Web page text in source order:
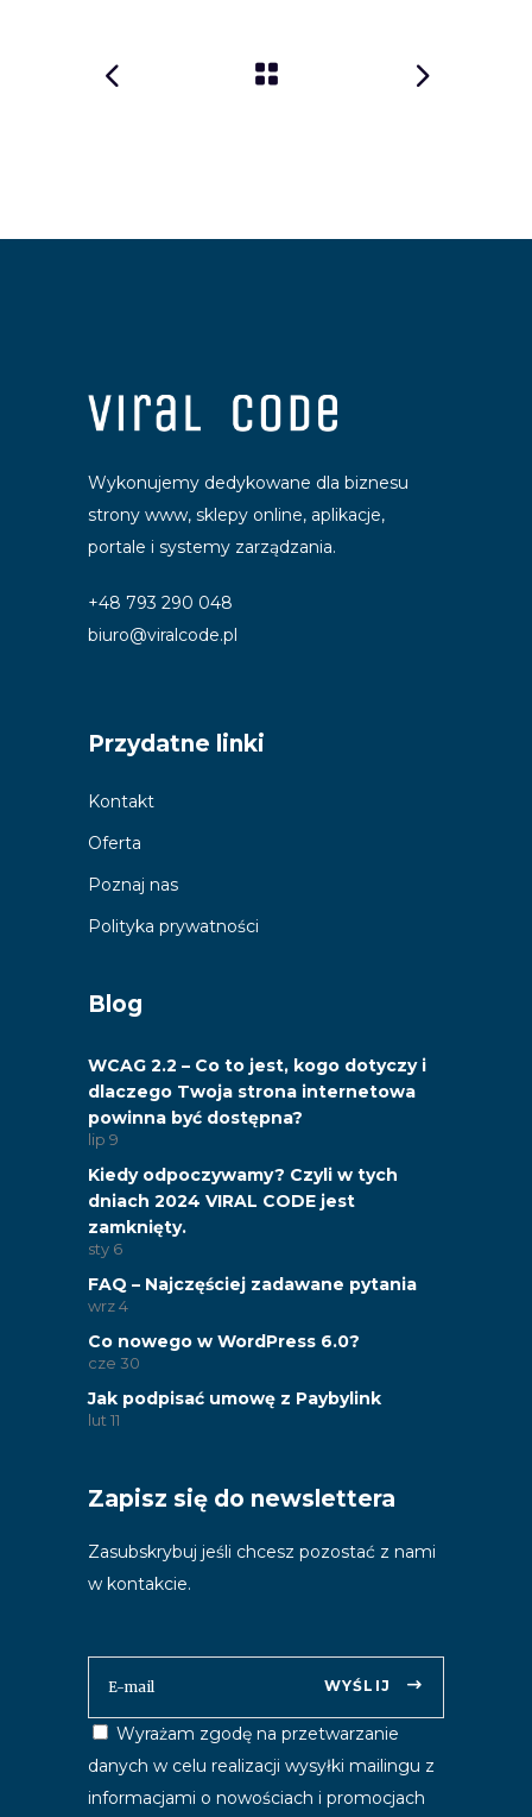
Wykonujemy dedykowane dla biznesu
strony www, sklepy online, aplikacje,
portale i systemy zarządzania.
+48 793 290 048
biuro@viralcode.pl
Przydatne linki
Kontakt
Oferta
Poznaj nas
Polityka prywatności
Blog
WCAG 2.2 – Co to jest, kogo dotyczy i
dlaczego Twoja strona internetowa
powinna być dostępna?
lip 9
Kiedy odpoczywamy? Czyli w tych
dniach 2024 VIRAL CODE jest
zamknięty.
sty 6
FAQ – Najczęściej zadawane pytania
wrz4
Co nowego w WordPress 6.0?
cze 30
Jak podpisać umowę z Paybylink
lut11
Zapisz się do newslettera
Zasubskrybuj jeśli chcesz pozostać z nami
w kontakcie.
WYŚLIJ
Wyrażam zgodę na przetwarzanie
danych w celu realizacji wysyłki mailingu z
informacjami o nowościach i promocjach